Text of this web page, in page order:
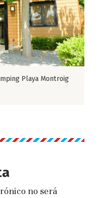
Playa Montroig
no será